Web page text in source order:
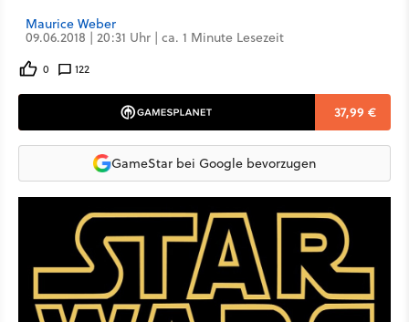
Maurice Weber
09.06.2018 | 20:31 Uhr | ca. 1 Minute Lesezeit
0 122
37,99 €
GameStar bei Google bevorzugen